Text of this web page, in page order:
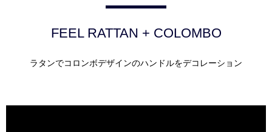
FEEL RATTAN + COLOMBO
ラタンでコロンボデザインのハンドルをデコレーション